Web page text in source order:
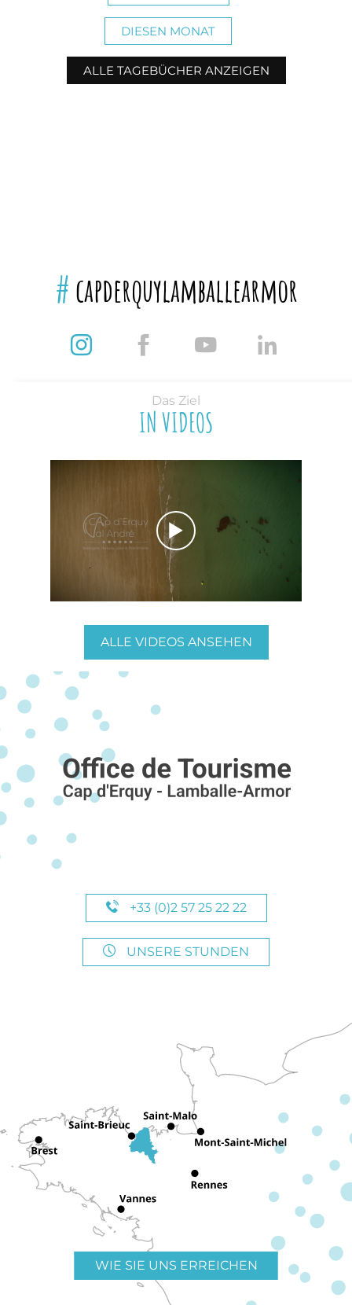
DIESEN MONAT
ALLE TAGEBÜCHER ANZEIGEN
#capderquylamballearmor
Das Ziel
IN VIDEOS
ALLE VIDEOS ANSEHEN
+33 (0)2 57 25 22 22
UNSERE STUNDEN
WIE SIE UNS ERREICHEN